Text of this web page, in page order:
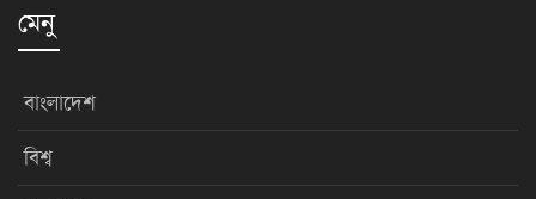
মেনু
বাংলাদেশ
বিশ্ব